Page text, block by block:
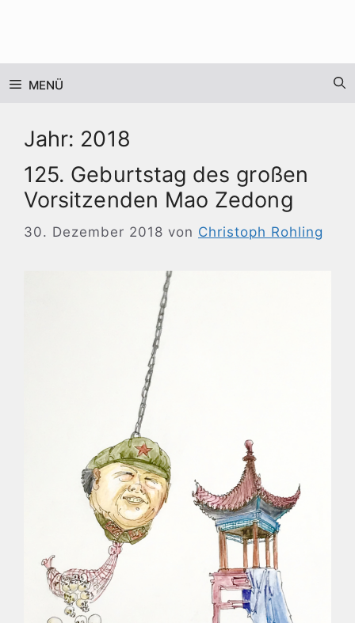
MENÜ
Jahr: 2018
125. Geburtstag des großen
Vorsitzenden Mao Zedong
30. Dezember 2018 von Christoph Rohling